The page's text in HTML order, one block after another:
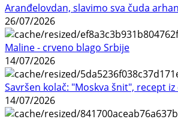
Aranđelovdan, slavimo sva čuda
26/07/2026
Maline - crveno blago Srbije
14/07/2026
Savršen kolač: "Moskva šnit", recept
14/07/2026